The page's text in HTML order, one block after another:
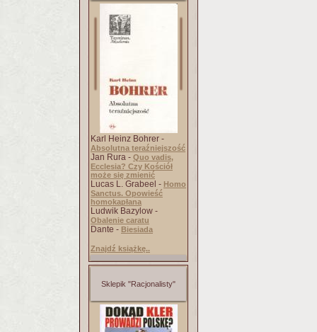
Karl Heinz Bohrer -
Absolutna teraźniejszość
Jan Rura - Quo vadis,
Ecclesia? Czy Kościół
może się zmienić
Lucas L. Grabeel - Homo
Sanctus. Opowieść
homokapłana
Ludwik Bazylow -
Obalenie caratu
Dante - Biesiada
Znajdź książkę..
Sklepik "Racjonalisty"